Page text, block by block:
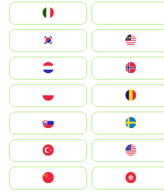
South Korea
United States
中國香港特別行政區